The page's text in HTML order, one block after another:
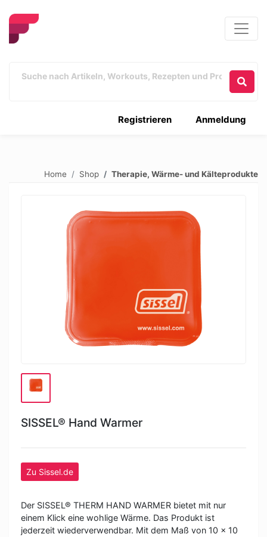
Anmeldung
Registrieren
Home Shop Therapie, Wärme- und Kälteprodukte
SISSEL® Hand Warmer
Zu Sissel.de
Der SISSEL® THERM HAND WARMER bietet mit nur
einem Klick eine wohlige Wärme. Das Produkt ist
jederzeit wiederverwendbar. Mit dem Maß von 10 x 10